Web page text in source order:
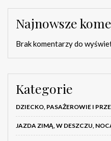
Najnowsze
Brak komentarzy do
Kategorie
DZIECKO, PASAŻEROWIE I
JAZDA ZIMĄ, W DESZCZU,